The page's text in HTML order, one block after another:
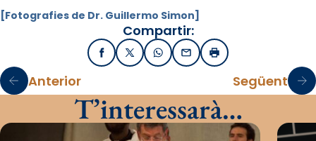
[Fotografies de Dr. Guillermo Simon]
Compartir:
FacebookX / TwitterWhatsApp
EmailImprimir
Anterior Següent
T’interessarà…